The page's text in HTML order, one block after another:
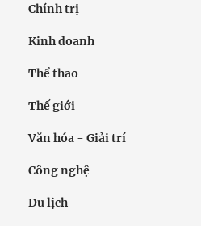
Chính trị
Kinh doanh
Thể thao
Thế giới
Văn hóa - Giải trí
Công nghệ
Du lịch